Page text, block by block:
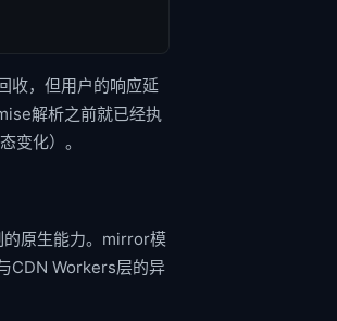
收，但用户的响应延
解析之前就已经执
变化）。
原生能力。mirror模
CDN Workers层的异